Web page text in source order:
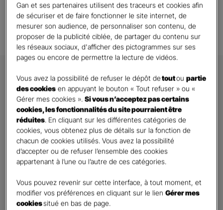
Alison A.
DEMANDE DE DEVIS
Prenez 2 minutes pour remplir ce rapide questionnaire afin
que l’agence sélectionnée vous recontacte rapidement
pour finaliser l’étude précise de votre besoin
GAN ASSURANCES SAINT DIZIER
Information sur votre besoin :
Qui souhaitez-vous protéger ?*
Gan et ses partenaires utilisent des traceurs et cookies afin
de sécuriser et de faire fonctionner le site internet, de
mesurer son audience, de personnaliser son contenu, de
proposer de la publicité ciblée, de partager du contenu sur
les réseaux sociaux, d'afficher des pictogrammes sur ses
pages ou encore de permettre la lecture de vidéos.
Vous avez la possibilité de refuser le dépôt detoutoupartie
des cookies en appuyant le bouton « Tout refuser » ou «
Gérer mes cookies ».Si vous n’acceptez pas certains
cookies, les fonctionnalités du site pourraient être
réduites. En cliquant sur les différentes catégories de
cookies, vous obtenez plus de détails sur la fonction de
chacun de cookies utilisés. Vous avez la possibilité
d’accepter ou de refuser l’ensemble des cookies
appartenant à l’une ou l’autre de ces catégories.
Vous pouvez revenir sur cette interface, à tout moment, et
modifier vos préférences en cliquant sur le lienGérer mes
cookiessitué en bas de page.